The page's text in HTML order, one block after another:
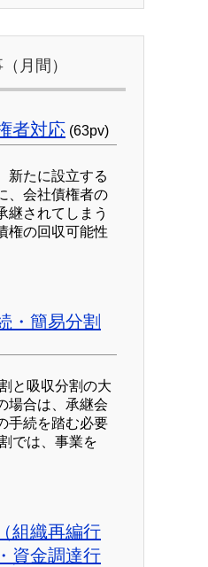
月間）
者対応 (63pv)
新たに設立する
、会社債権者の
継されてしまう
権の回収可能性
・簡易分割
と吸収分割の大
場合は、承継会
手続を踏む必要
では、事業を
組織再編行
資金調達行